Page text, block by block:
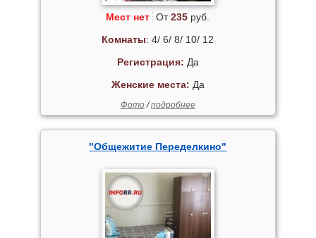
Мест нет От235 руб.
Комнаты: 4/ 6/ 8/ 10/ 12
Регистрация: Да
Женские места: Да
Фото/подробнее
"Общежитие Переделкино"